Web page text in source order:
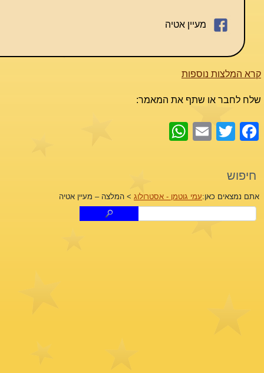
מעיין אטיה
קרא המלצות נוספות
שלח לחבר או שתף את המאמר:
Facebook
Twitter
Email
חיפוש
אתם נמצאים כאן:עמי גוטמן - אסטרולוג > המלצה – מעיין אטיה